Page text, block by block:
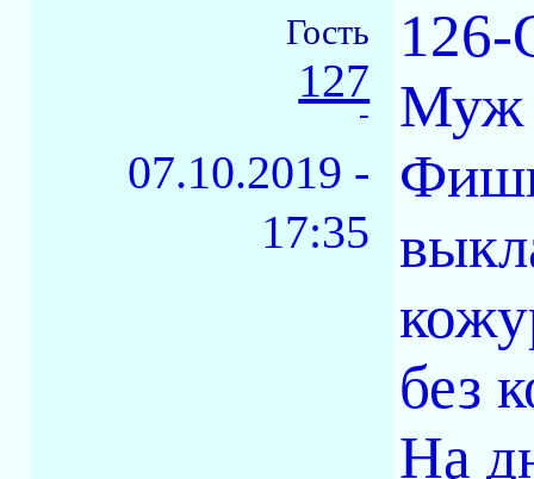
Гость
127
-
07.10.2019 -
17:35
126-
Муж
без
На